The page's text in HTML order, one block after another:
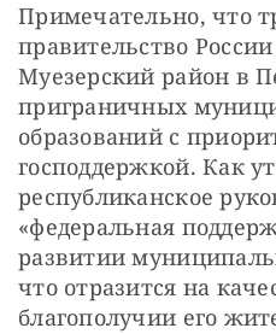
Примечательно, что
правительство
Муезерский район в
приграничных
образований с
господдержкой. Как
республиканское
«федеральная
развитии
что отразится на
благополучии его